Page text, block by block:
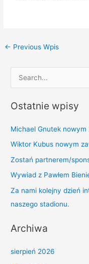
← Previous Wpis
a
c
h
f
o
r
:
Ostatnie wpisy
Michael Gnutek nowym
Wiktor Kubus nowym
Zostań partnerem/
Wywiad z Pawłem
Za nami kolejny dzień
naszego stadionu.
Archiwa
sierpień 2026